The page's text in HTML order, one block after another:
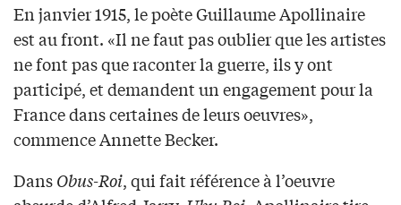
En janvier 1915, le poète Guillaume Apollinaire
est au front. «Il ne faut pas oublier que les artistes
ne font pas que raconter la guerre, ils y ont
participé, et demandent un engagement pour la
France dans certaines de leurs oeuvres»,
commence Annette Becker.
DansObus-Roi, qui fait référence à l’oeuvre